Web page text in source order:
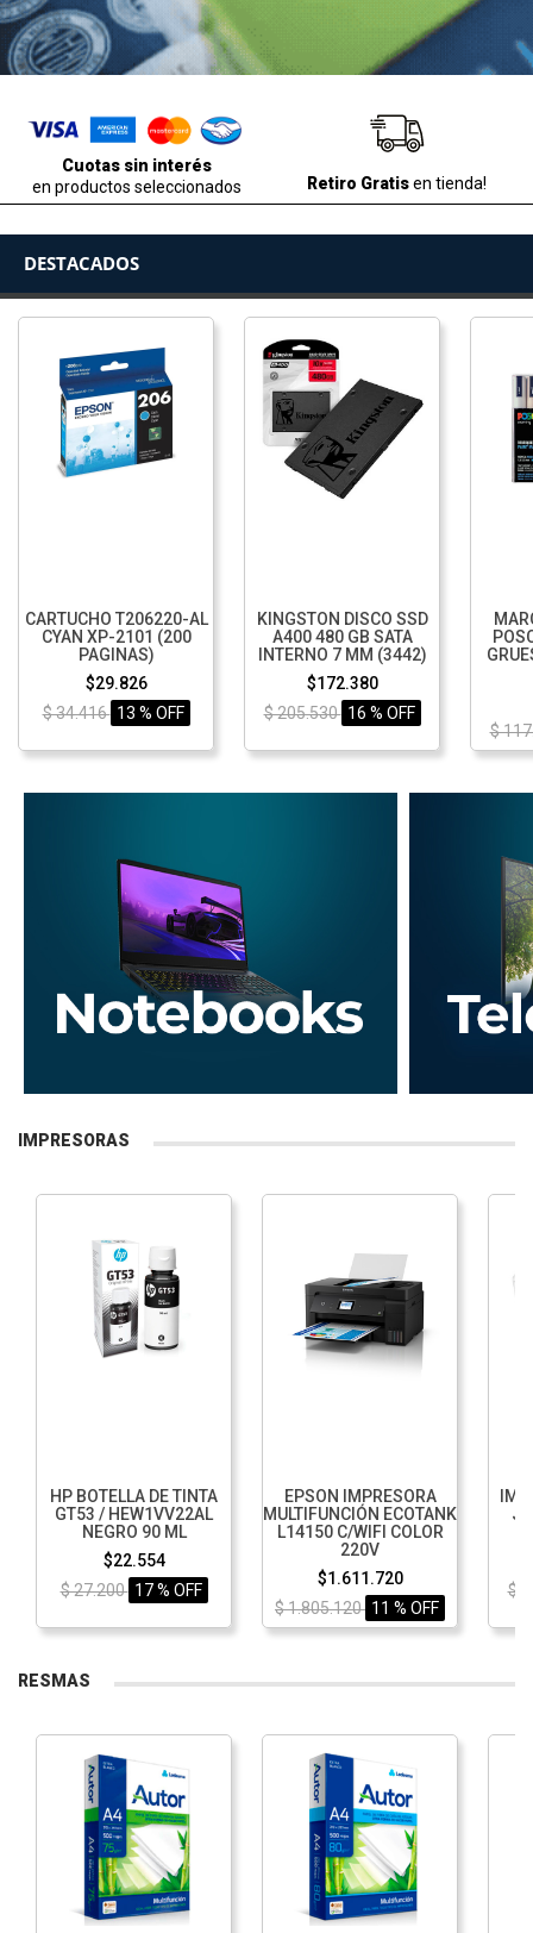
Cuotas sin interés
en productos seleccionados
Retiro Gratisen tienda!
DESTACADOS
CARTUCHO T206220-AL
CYAN XP-2101 (200
PAGINAS)
$29.826
$ 34.416 13 % OFF
KINGSTON DISCO SSD
A400 480 GB SATA
INTERNO 7 MM (3442)
$172.380
$ 205.530 16 % OFF
$
IMPRESORAS
HP BOTELLA DE TINTA
GT53 / HEW1VV22AL
NEGRO 90 ML
$22.554
$ 27.200 17 % OFF
EPSON IMPRESORA
MULTIFUNCIÓN ECOTANK
L14150 C/WIFI COLOR
220V
$1.611.720
$ 1.805.120 11 % OFF
$
RESMAS